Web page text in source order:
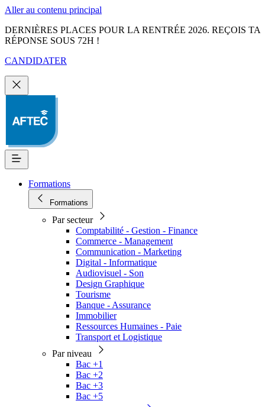
Aller au contenu principal
DERNIÈRES PLACES POUR LA RENTRÉE 2026. REÇOIS TA
RÉPONSE SOUS 72H !
CANDIDATER
Formations
Formations
Par secteur
Comptabilité - Gestion - Finance
Commerce - Management
Communication - Marketing
Digital - Informatique
Audiovisuel - Son
Design Graphique
Tourisme
Banque - Assurance
Immobilier
Ressources Humaines - Paie
Transport et Logistique
Par niveau
Bac +1
Bac +2
Bac +3
Bac +5